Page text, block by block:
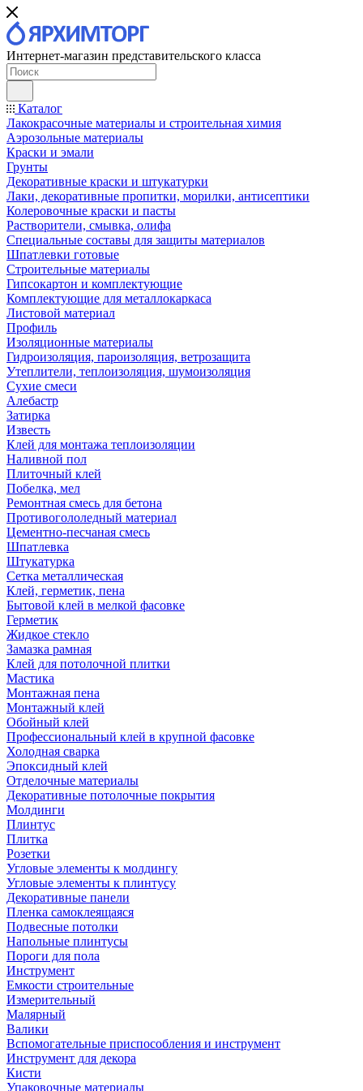
Интернет-магазин представительского класса
Каталог
Лакокрасочные материалы и строительная химия
Аэрозольные материалы
Краски и эмали
Грунты
Декоративные краски и штукатурки
Лаки, декоративные пропитки, морилки, антисептики
Колеровочные краски и пасты
Растворители, смывка, олифа
Специальные составы для защиты материалов
Шпатлевки готовые
Строительные материалы
Гипсокартон и комплектующие
Комплектующие для металлокаркаса
Листовой материал
Профиль
Изоляционные материалы
Гидроизоляция, пароизоляция, ветрозащита
Утеплители, теплоизоляция, шумоизоляция
Сухие смеси
Алебастр
Затирка
Известь
Клей для монтажа теплоизоляции
Наливной пол
Плиточный клей
Побелка, мел
Ремонтная смесь для бетона
Противогололедный материал
Цементно-песчаная смесь
Шпатлевка
Штукатурка
Сетка металлическая
Клей, герметик, пена
Бытовой клей в мелкой фасовке
Герметик
Жидкое стекло
Замазка рамная
Клей для потолочной плитки
Мастика
Монтажная пена
Монтажный клей
Обойный клей
Профессиональный клей в крупной фасовке
Холодная сварка
Эпоксидный клей
Отделочные материалы
Декоративные потолочные покрытия
Молдинги
Плинтус
Плитка
Розетки
Угловые элементы к молдингу
Угловые элементы к плинтусу
Декоративные панели
Пленка самоклеящаяся
Подвесные потолки
Напольные плинтусы
Пороги для пола
Инструмент
Емкости строительные
Измерительный
Малярный
Валики
Вспомогательные приспособления и инструмент
Инструмент для декора
Кисти
Упаковочные материалы